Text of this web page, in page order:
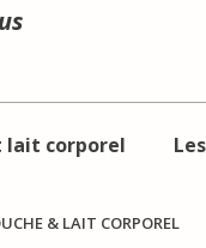
lait corporel
& LAIT CORPOREL